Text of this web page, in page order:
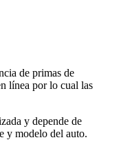
de primas de
línea por lo cual las
y depende de
y modelo del auto.